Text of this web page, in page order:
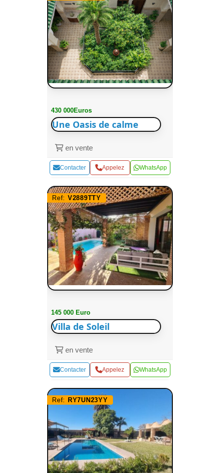
430 000Euros
Une Oasis de calme
en vente
Contacter Appelez WhatsApp
Ref: V2889TTY
145 000 Euro
Villa de Soleil
en vente
Contacter Appelez WhatsApp
Ref: RY7UN23YY